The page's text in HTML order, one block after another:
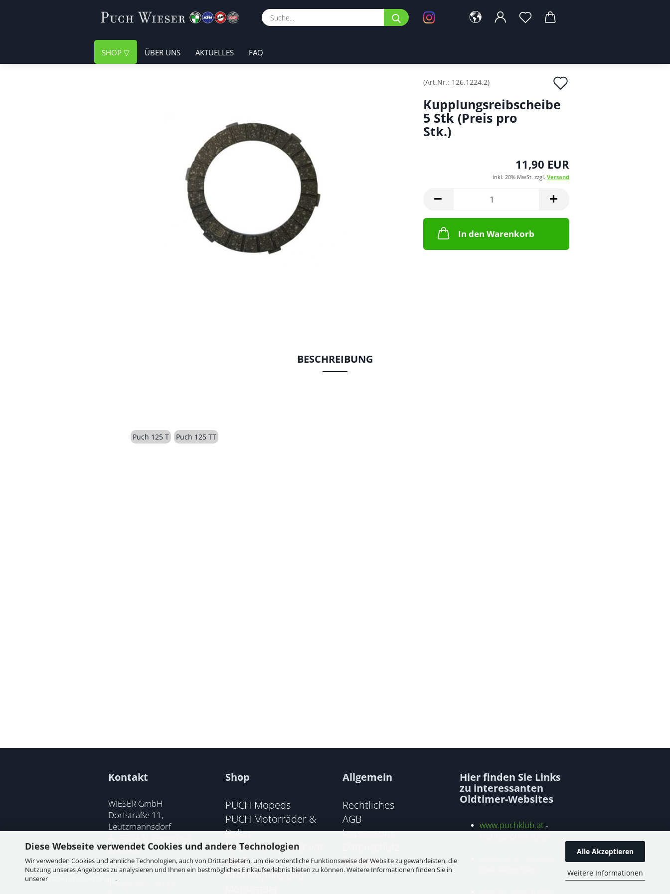
Diese Webseite verwendet Cookies und andere Technologien
Wir verwenden Cookies und ähnliche Technologien, auch von Drittanbietern, um die ordentliche Funktionsweise der Website zu gewährleisten, die
Nutzung unseres Angebotes zu analysieren und Ihnen ein bestmögliches Einkaufserlebnis bieten zu können. Weitere Informationen finden Sie in
unserer
.
Alle Akzeptieren
Weitere Informationen
Suche...
SHOP ÜBER UNS AKTUELLES FAQ
(Art.Nr.: 126.1224.2)
Kupplungsreibscheibe
5 Stk (Preis pro
Stk.)
11,90 EUR
inkl. 20% MwSt. zzgl. Versand
In den Warenkorb
BESCHREIBUNG
Puch 125 T Puch 125 TT
Kontakt
WIESER GmbH
Dorfstraße 11,
Leutzmannsdorf
Ybbsfeld
T:
Shop
PUCH-Mopeds
PUCH Motorräder &
Roller
PUCH Motorräder vor
1945
KTM Mopeds und
Allgemein
Rechtliches
AGB
Impressum
Sitemap
Hier finden Sie Links
zu interessanten
Oldtimer-Websites
www.puchklub.at -